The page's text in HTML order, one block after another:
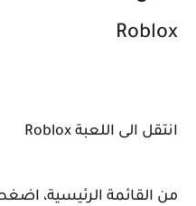
Roblox
انتقل الى اللعبة Roblox